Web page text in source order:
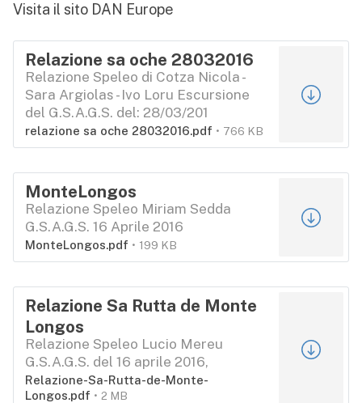
Visita il sito DAN Europe
Relazione sa oche 28032016
Relazione Speleo di Cotza Nicola -
Sara Argiolas - Ivo Loru Escursione
del G.S.A.G.S. del: 28/03/201
relazione sa oche 28032016.pdf 766 KB
MonteLongos
Relazione Speleo Miriam Sedda
G.S.A.G.S. 16 Aprile 2016
MonteLongos.pdf 199 KB
Relazione Sa Rutta de Monte
Longos
Relazione Speleo Lucio Mereu
G.S.A.G.S. del 16 aprile 2016,
Relazione-Sa-Rutta-de-Monte-
Longos.pdf
2 MB